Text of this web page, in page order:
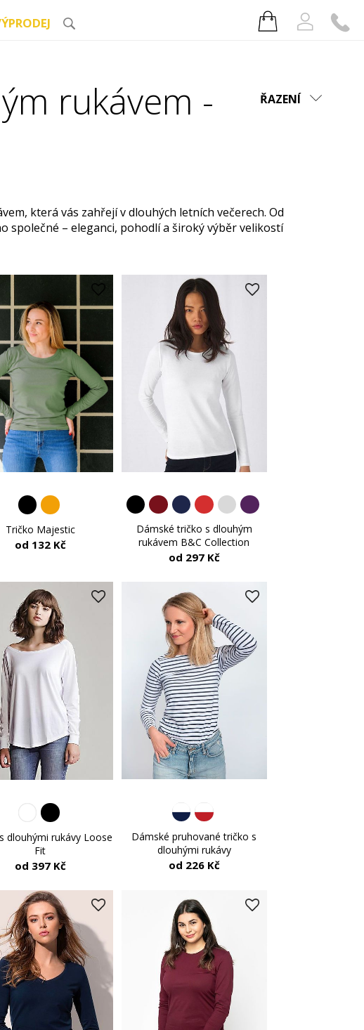
ŘAZENÍ
rukávem -
která vás zahřejí v dlouhých letních večerech. Od
společné – eleganci, pohodlí a široký výběr velikostí
Tričko Majestic
od 132 Kč
Dámské tričko s dlouhým
rukávem B&C Collection
od 297 Kč
dlouhými rukávy Loose
Fit
od 397 Kč
Dámské pruhované tričko s
dlouhými rukávy
od 226 Kč